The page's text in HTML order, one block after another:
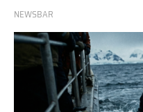
NEWSBAR